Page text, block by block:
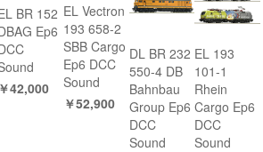
BR 152
Ep6
￥42,000
EL Vectron
193 658-2
SBB Cargo
Ep6 DCC
Sound
￥52,900
DL BR 232
550-4 DB
Bahnbau
Group Ep6
DCC
Sound
EL 193
101-1
Rhein
Cargo Ep6
DCC
Sound